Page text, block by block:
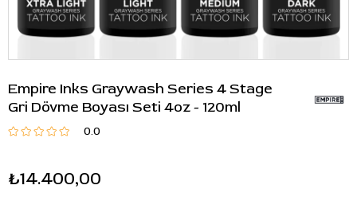
Empire Inks Graywash Series 4 Stage
Gri Dövme Boyası Seti 4oz - 120ml
0.0
₺14.400,00